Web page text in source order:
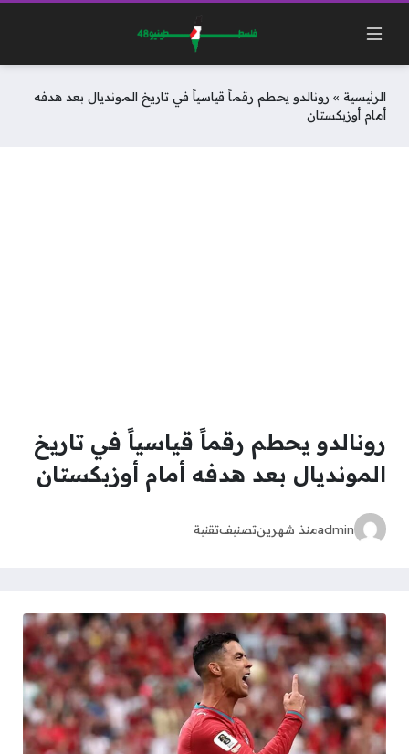
الرئيسية » رونالدو يحطم رقماً قياسياً في تاريخ المونديال بعد هدفه
أمام أوزبكستان
رونالدو يحطم رقماً قياسياً في تاريخ
المونديال بعد هدفه أمام أوزبكستان
adminمنذ شهرينتصنيفتقنية